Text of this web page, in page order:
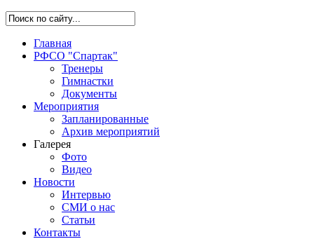
Главная
РФСО "Спартак"
Тренеры
Гимнастки
Документы
Мероприятия
Запланированные
Архив мероприятий
Галерея
Фото
Видео
Новости
Интервью
СМИ о нас
Статьи
Контакты